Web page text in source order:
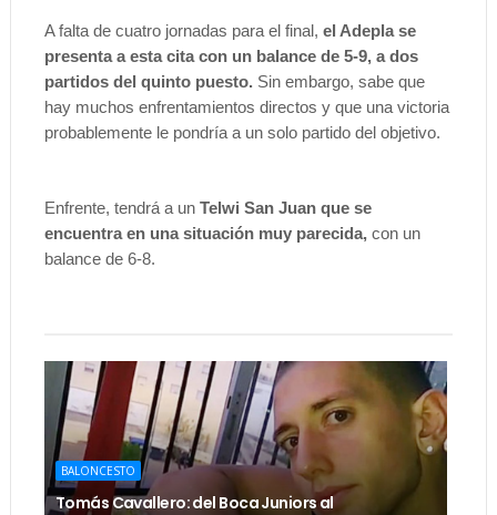
A falta de cuatro jornadas para el final, el Adepla se
presenta a esta cita con un balance de 5-9, a dos
partidos del quinto puesto. Sin embargo, sabe que
hay muchos enfrentamientos directos y que una victoria
probablemente le pondría a un solo partido del objetivo.
Enfrente, tendrá a un Telwi San Juan que se
encuentra en una situación muy parecida, con un
balance de 6-8.
BALONCESTO
Tomás Cavallero: del Boca Juniors al